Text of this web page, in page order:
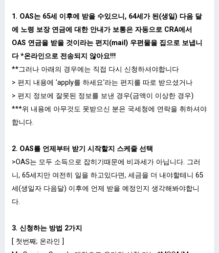
1. OAS는 65세 이후에 받을 수있으니, 64세가 된(생일) 다음 달
에 노령 보장 연금에 대한 안내가 보통은 자동으로 CRA에서
OAS 연금을 받을 것이라는 편지(mail) 우편물을 집으로 보냅니
다 *온라인으로 전송되지 않아요!!!
**그러나 아래의 경우에는 직접 다시 신청하셔야합니다
> 편지 내용에 'apply를 하세요'라는 편지를 따로 받으셨거나
> 편지 정보에 잘못된 정보를 보낸 경우(금액이 이상한 경우)
***위 내용에 아무것도 못받으신 분은 국세청에 연락을 취하셔야
합니다.
2. OAS를 언제부터 받기 시작할지 스케줄 선택
>OAS는 모두 소득으로 잡히기때문에 비과세가 아닙니다. 그러
니, 65세지만 여전히 일을 하고있다면, 세금을 더 내야할테니 65
세(생일자 다음달) 이후에 언제 받을 예정인지 생각해봐야합니
다.
3. 신청하는 방법 2가지
[ 첫번째; 온라인 ]